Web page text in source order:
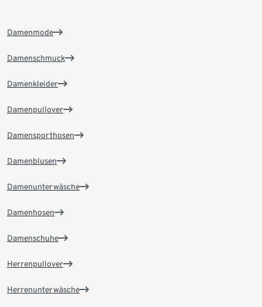
Damenmode
Damenschmuck
Damenkleider
Damenpullover
Damensporthosen
Damenblusen
Damenunterwäsche
Damenhosen
Damenschuhe
Herrenpullover
Herrenunterwäsche